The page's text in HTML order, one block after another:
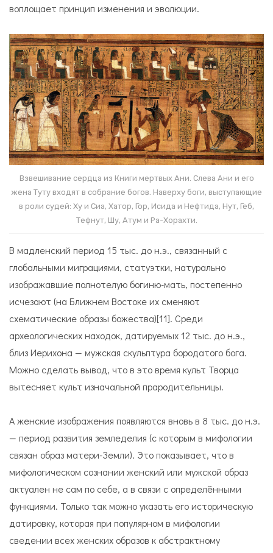
воплощает принцип изменения и эволюции.
Взвешивание сердца из Книги мертвых Ани. Слева Ани и его
жена Туту входят в собрание богов. Наверху боги, выступающие
в роли судей: Ху и Сиа, Хатор, Гор, Исида и Нефтида, Нут, Геб,
Тефнут, Шу, Атум и Ра-Хорахти.
В мадленский период 15 тыс. до н.э., связанный с
глобальными миграциями, статуэтки, натурально
изображавшие полнотелую богиню-мать, постепенно
исчезают (на Ближнем Востоке их сменяют
схематические образы божества)[11]. Среди
археологических находок, датируемых 12 тыс. до н.э.,
близ Иерихона — мужская скульптура бородатого бога.
Можно сделать вывод, что в это время культ Творца
вытесняет культ изначальной прародительницы.
А женские изображения появляются вновь в 8 тыс. до н.э.
— период развития земледелия (с которым в мифологии
связан образ матери-Земли). Это показывает, что в
мифологическом сознании женский или мужской образ
актуален не сам по себе, а в связи с определёнными
функциями. Только так можно указать его историческую
датировку, которая при популярном в мифологии
сведении всех женских образов к абстрактному